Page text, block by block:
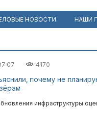
НОВОСТИ НАШИ
4170
почему не
инфраструктуры